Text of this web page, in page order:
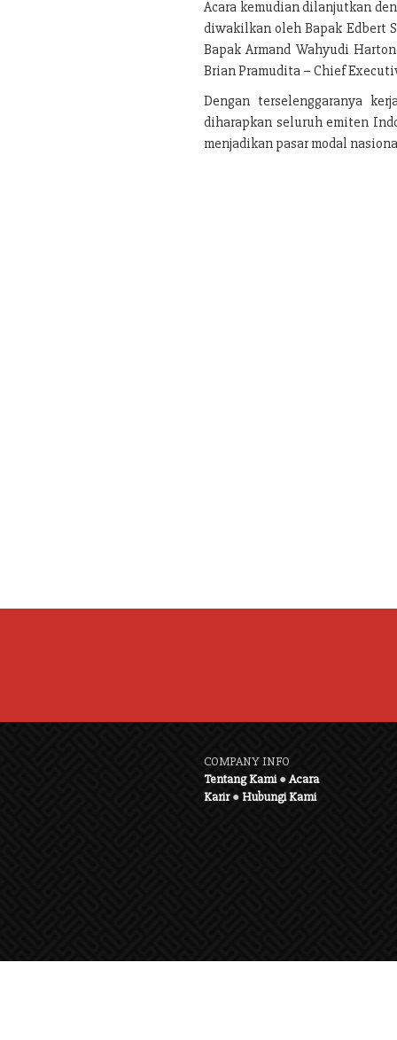
Acara kemudian dilanjutkan
diwakilkan oleh Bapak Edbert
Bapak Armand Wahyudi
Brian Pramudita – Chief
Dengan terselenggaranya
diharapkan seluruh emiten
menjadikan pasar modal
COMPANY INFO
Tentang Kami●Acara
Karir●Hubungi Kami